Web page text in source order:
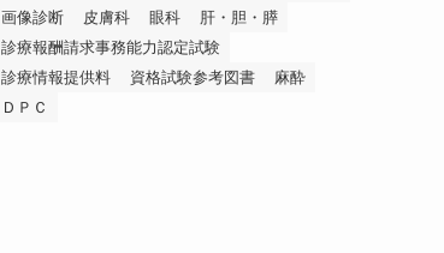
画像診断
皮膚科 眼科
肝・胆・膵
診療報酬請求事務能力認定試験
診療情報提供料
資格試験参考図書
麻酔
ＤＰＣ